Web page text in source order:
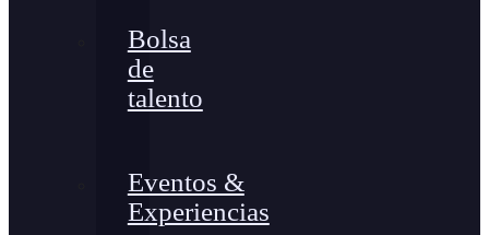
Bolsa
de
talento
Eventos &
Experiencias